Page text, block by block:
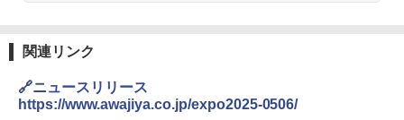
関連リンク
🔗ニュースリリース
https://www.awajiya.co.jp/expo2025-0506/